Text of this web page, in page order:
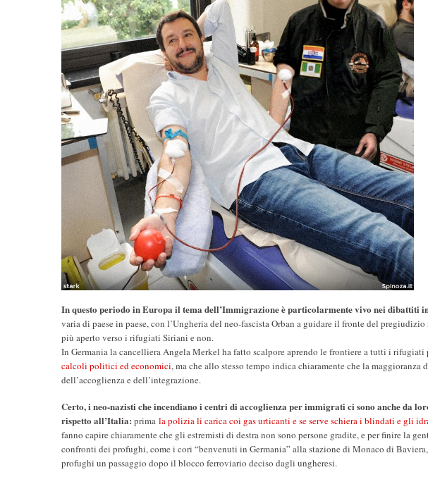
In questo periodo in Europa il tema dell’Immigrazione è particolarmente vivo nei dibattiti
varia di paese in paese, con l’Ungheria del neo-fascista Orban a guidare il fronte del
più aperto verso i rifugiati Siriani e non.
In Germania la cancelliera Angela Merkel ha fatto scalpore aprendo le frontiere a tutti i
calcoli politici ed economici, ma che allo stesso tempo indica chiaramente che la maggioranza
dell’accoglienza e dell’integrazione.
Certo, i neo-nazisti che incendiano i centri di accoglienza per immigrati ci sono anche da
rispetto all’Italia: prima la polizia li carica coi gas urticanti e se serve schiera i blindati e gli
fanno capire chiaramente che gli estremisti di destra non sono persone gradite, e per finire la
confronti dei profughi, come i cori “benvenuti in Germania” alla stazione di Monaco di
profughi un passaggio dopo il blocco ferroviario deciso dagli ungheresi.